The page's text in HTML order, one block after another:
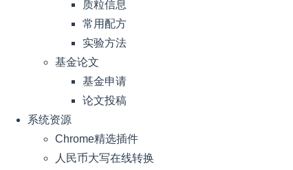
质粒信息
常用配方
实验方法
基金论文
基金申请
论文投稿
系统资源
Chrome精选插件
人民币大写在线转换